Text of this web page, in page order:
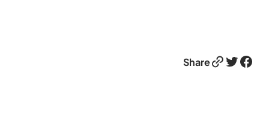
ShareLink Twitter Facebook